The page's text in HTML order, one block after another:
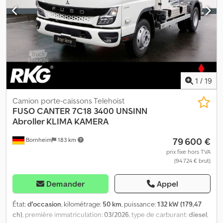
N2 * Avertisseur de marche arrière * Cache système
d’échappement Dcsdpoylthkjfx Anzsk * Prise de force sur boîte,
200 Nm pour pompe hydraulique * 7,5 t * 129 kW * Euro VI OBD
Step E GSR * Version moteur EURO VI OBD Step E * Suspension
avant, dureté réduite * Jante acier 17.5 x 6.00 * Siège conducteur
confort à suspension horizontale * Housse de siège, kit, Alcantara,
design cabine C * Support et installation pour commande
manuelle * FUSO Canter Y4 --- Sous réserve d’erreurs et de vente
1 / 19
Bornheim 183 km
Camion porte-caissons Telehoist
FUSOCANTER 7C18 3400 UNSINN
Abroller KLIMA KAMERA
79 600 €
prix fixe hors TVA
(94 724 € brut)
Demander Appel
État:d'occasion, kilométrage: 50 km, puissance:132 kW (179,47
ch), première immatriculation:03/2026, type de carburant:diesel,